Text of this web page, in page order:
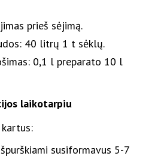
prieš sėjimą.
40 litrų 1 t sėklų.
0,1 l preparato 10 l
laikotarpiu
susiformavus 5-7